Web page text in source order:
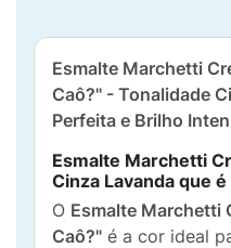
Esmalte Marchetti
Caô?" - Tonalidade
Perfeita e Brilho
Esmalte Marchetti
Cinza Lavanda que
O Esmalte Marchetti
Caô?" é a cor ideal